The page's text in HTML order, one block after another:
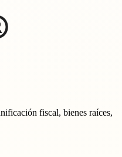
fiscal, bienes raíces,